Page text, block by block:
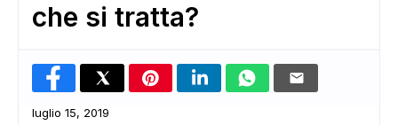
che si tratta?
luglio 15, 2019